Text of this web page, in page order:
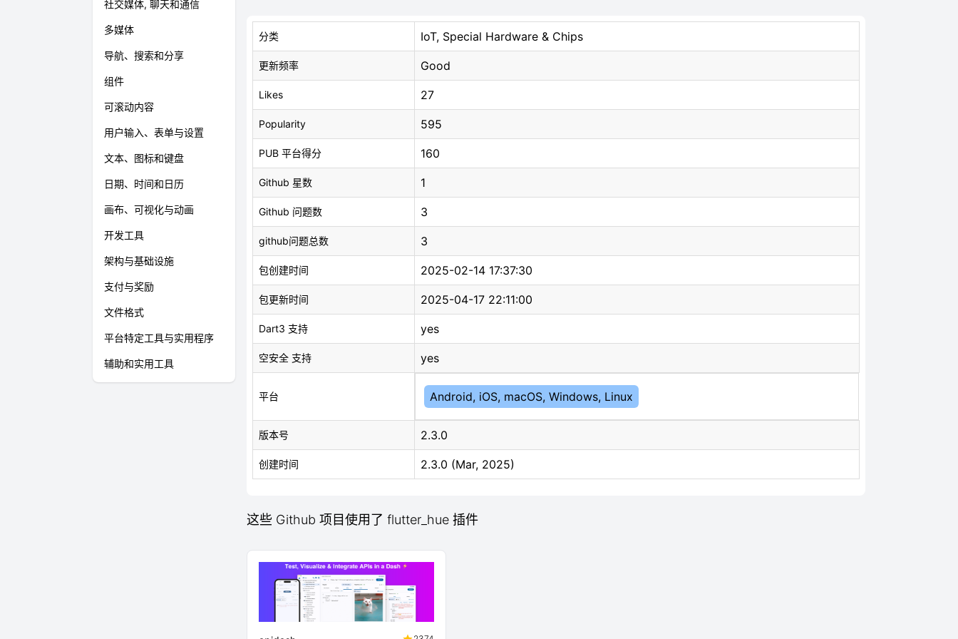
社交媒体, 聊天和通信
多媒体
导航、搜索和分享
组件
可滚动内容
用户输入、表单与设置
文本、图标和键盘
日期、时间和日历
画布、可视化与动画
开发工具
架构与基础设施
支付与奖励
文件格式
平台特定工具与实用程序
辅助和实用工具
分类 IoT, Special Hardware & Chips
更新频率 Good
Likes 27
Popularity 595
PUB 平台得分 160
Github 星数 1
Github 问题数 3
github问题总数 3
包创建时间 2025-02-14 17:37:30
包更新时间 2025-04-17 22:11:00
Dart3 支持 yes
空安全 支持 yes
平台 Android, iOS, macOS, Windows, Linux
版本号 2.3.0
创建时间 2.3.0 (Mar, 2025)
这些 Github 项目使用了 flutter_hue 插件